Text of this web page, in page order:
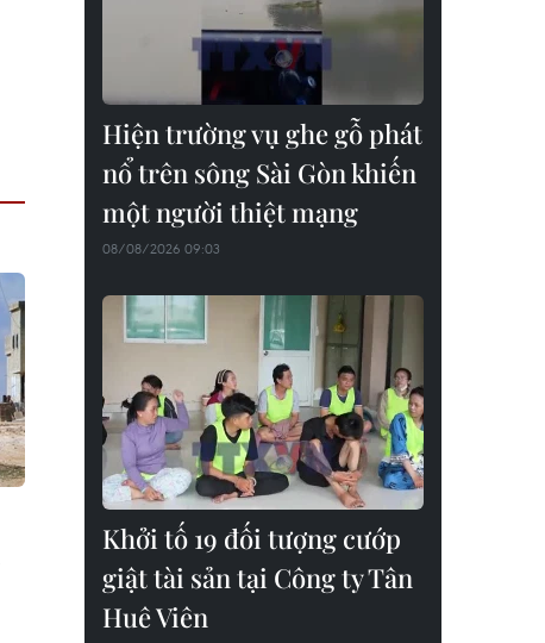
Hiện trường vụ ghe gỗ phát
nổ trên sông Sài Gòn khiến
một người thiệt mạng
08/08/2026 09:03
Khởi tố 19 đối tượng cướp
giật tài sản tại Công ty Tân
Huê Viên